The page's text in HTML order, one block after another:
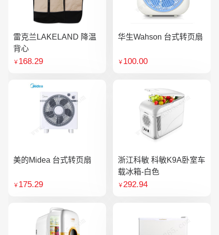
雷克兰LAKELAND 降温
背心
￥ 168.29
华生Wahson 台式转页扇
￥ 100.00
美的Midea 台式转页扇
￥ 175.29
浙江科敏 科敏K9A卧室车
载冰箱-白色
￥292.94